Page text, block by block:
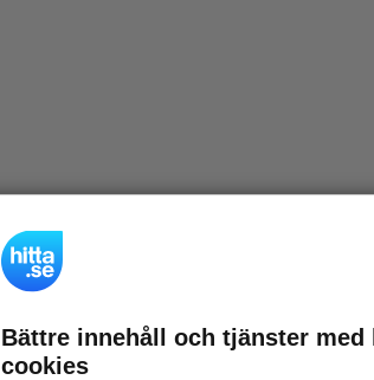
Bättre innehåll och tjänster med
cookies